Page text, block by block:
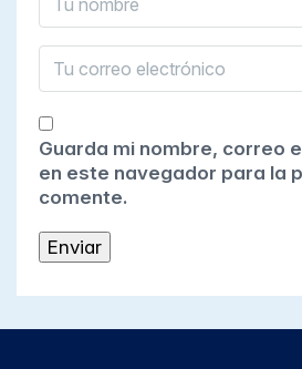
Guarda mi nombre, correo
en este navegador para la
comente.